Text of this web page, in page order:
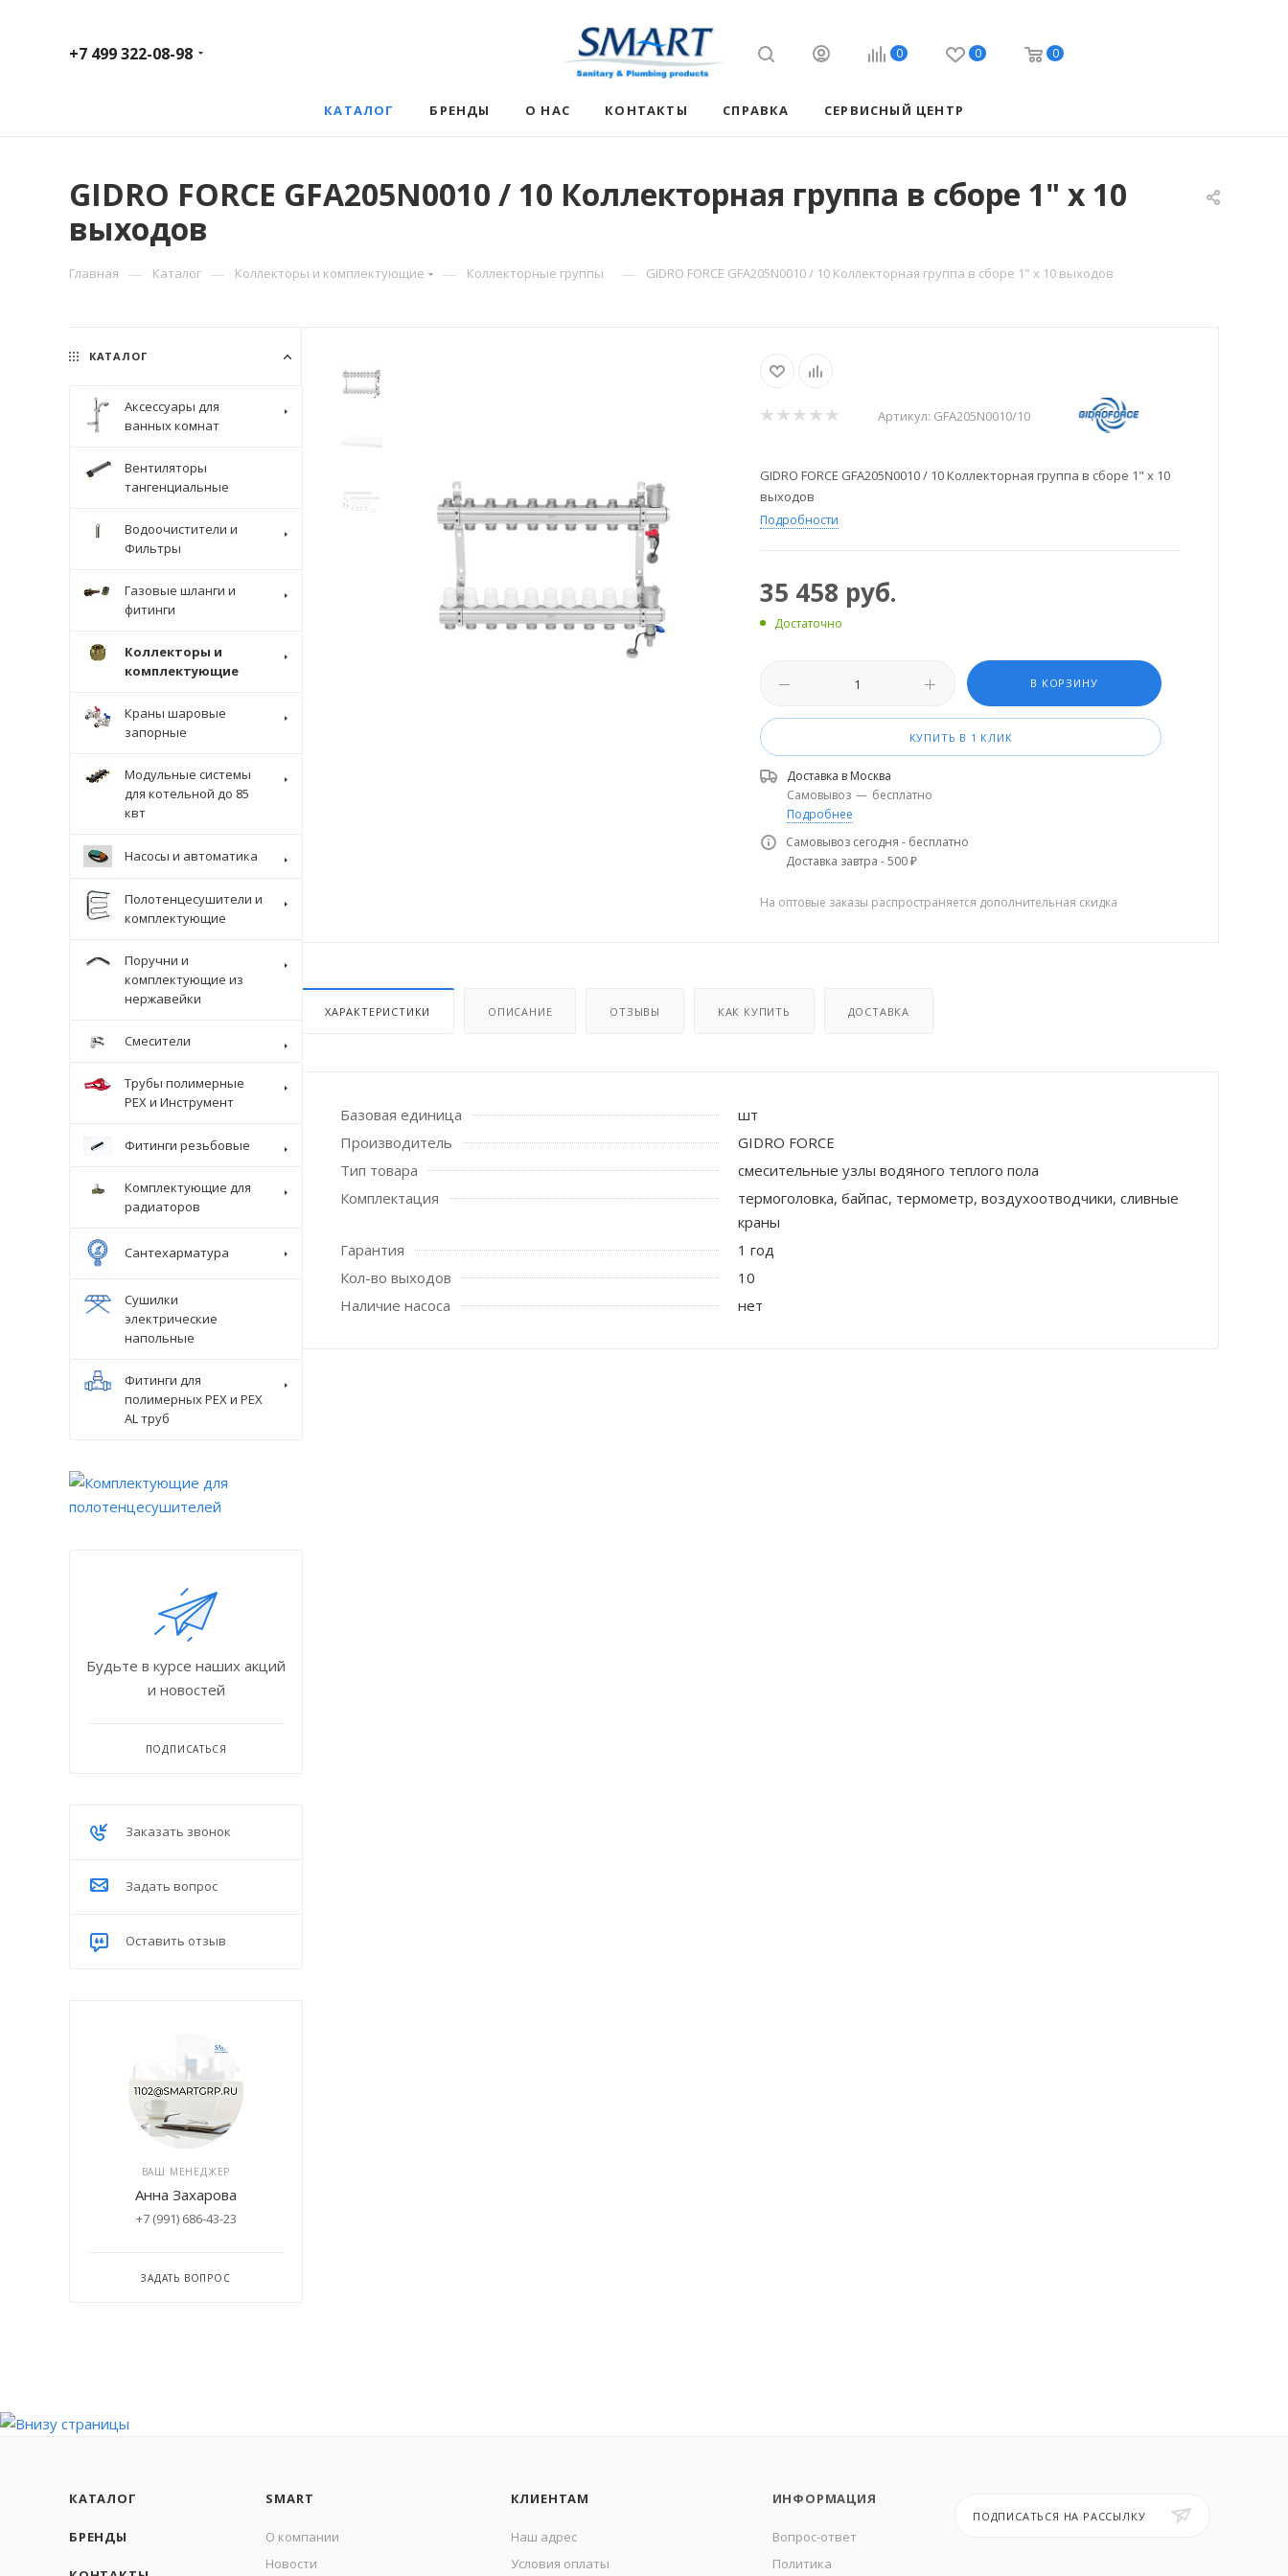
+7 499 322-08-98 0 0 0
КАТАЛОГ БРЕНДЫ О НАС КОНТАКТЫ СПРАВКА СЕРВИСНЫЙ ЦЕНТР
GIDRO FORCE GFA205N0010 / 10 Коллекторная группа в сборе 1" х 10
выходов
Главная — Каталог — Коллекторы и комплектующие — Коллекторные группы — GIDRO FORCE GFA205N0010 / 10 Коллекторная группа в сборе 1" х 10 выходов
Артикул: GFA205N0010/10
GIDRO FORCE GFA205N0010 / 10 Коллекторная группа в сборе 1" х 10
выходов
Подробности
35 458 руб.
Достаточно
В КОРЗИНУ
КУПИТЬ В 1 КЛИК
Доставка в Москва
Самовывоз — бесплатно
Подробнее
Самовывоз сегодня - бесплатно
Доставка завтра - 500 ₽
На оптовые заказы распространяется дополнительная скидка
ХАРАКТЕРИСТИКИ ОПИСАНИЕ ОТЗЫВЫ КАК КУПИТЬ ДОСТАВКА
Базовая единица
шт
Производитель
GIDRO FORCE
Тип товара
смесительные узлы водяного теплого пола
Комплектация
термоголовка, байпас, термометр, воздухоотводчики, сливные
краны
Гарантия
1 год
Кол-во выходов
10
Наличие насоса
нет
КАТАЛОГ
Аксессуары для
ванных комнат
Вентиляторы
тангенциальные
Водоочистители и
Фильтры
Газовые шланги и
фитинги
Коллекторы и
комплектующие
Краны шаровые
запорные
Модульные системы
для котельной до 85
квт
Насосы и автоматика
Полотенцесушители и
комплектующие
Поручни и
комплектующие из
нержавейки
Смесители
Трубы полимерные
PEX и Инструмент
Фитинги резьбовые
Комплектующие для
радиаторов
Сантехарматура
Сушилки
электрические
напольные
Фитинги для
полимерных PEX и PEX
AL труб
Будьте в курсе наших акций
и новостей
ПОДПИСАТЬСЯ
Заказать звонок
Задать вопрос
Оставить отзыв
ВАШ МЕНЕДЖЕР
Анна Захарова
+7 (991) 686-43-23
ЗАДАТЬ ВОПРОС
КАТАЛОГ
БРЕНДЫ
SMART
О компании
Новости
КЛИЕНТАМ
Наш адрес
Условия оплаты
ИНФОРМАЦИЯ
Вопрос-ответ
Политика
ПОДПИСАТЬСЯ НА РАССЫЛКУ